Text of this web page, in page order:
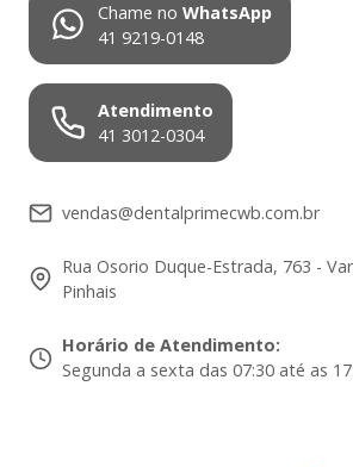
Chame no WhatsApp
41 9219-0148
Atendimento
41 3012-0304
vendas@dentalprimecwb.com.br
Rua Osorio Duque-Estrada, 763 -
Pinhais
Horário de Atendimento:
Segunda a sexta das 07:30 até as